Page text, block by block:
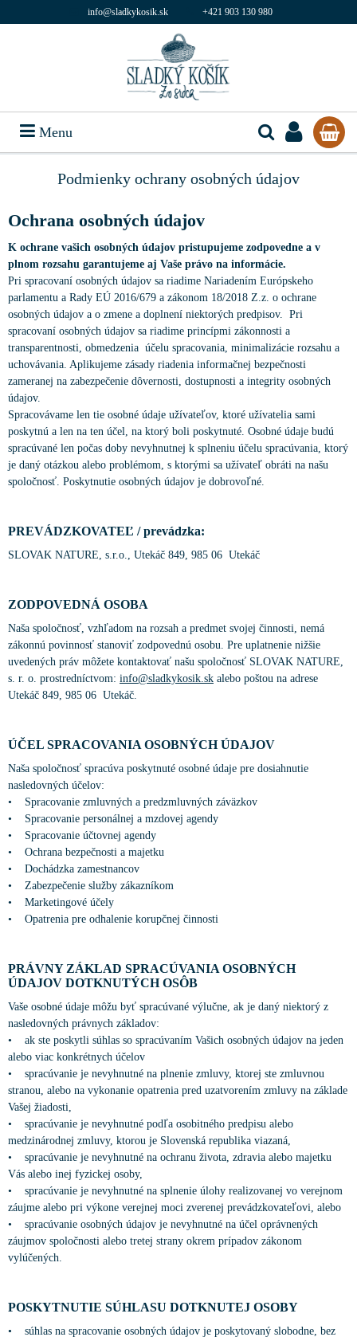
info@sladkykosik.sk +421 903 130 980
Menu
Podmienky ochrany osobných údajov
Ochrana osobných údajov
K ochrane vašich osobných údajov pristupujeme zodpovedne a v
plnom rozsahu garantujeme aj Vaše právo na informácie.
Pri spracovaní osobných údajov sa riadime Nariadením Európskeho
parlamentu a Rady EÚ 2016/679 a zákonom 18/2018 Z.z. o ochrane
osobných údajov a o zmene a doplnení niektorých predpisov. Pri
spracovaní osobných údajov sa riadime princípmi zákonnosti a
transparentnosti, obmedzenia účelu spracovania, minimalizácie rozsahu a
uchovávania. Aplikujeme zásady riadenia informačnej bezpečnosti
zameranej na zabezpečenie dôvernosti, dostupnosti a integrity osobných
údajov.
Spracovávame len tie osobné údaje užívateľov, ktoré užívatelia sami
poskytnú a len na ten účel, na ktorý boli poskytnuté. Osobné údaje budú
spracúvané len počas doby nevyhnutnej k splneniu účelu spracúvania, ktorý
je daný otázkou alebo problémom, s ktorými sa užívateľ obráti na našu
spoločnosť. Poskytnutie osobných údajov je dobrovoľné.
PREVÁDZKOVATEĽ / prevádzka:
SLOVAK NATURE, s.r.o., Utekáč 849, 985 06 Utekáč
ZODPOVEDNÁ OSOBA
Naša spoločnosť, vzhľadom na rozsah a predmet svojej činnosti, nemá
zákonnú povinnosť stanoviť zodpovednú osobu. Pre uplatnenie nižšie
uvedených práv môžete kontaktovať našu spoločnosť SLOVAK NATURE,
s. r. o. prostredníctvom: info@sladkykosik.sk alebo poštou na adrese
Utekáč 849, 985 06 Utekáč.
ÚČEL SPRACOVANIA OSOBNÝCH ÚDAJOV
Naša spoločnosť spracúva poskytnuté osobné údaje pre dosiahnutie
nasledovných účelov:
• Spracovanie zmluvných a predzmluvných záväzkov
• Spracovanie personálnej a mzdovej agendy
• Spracovanie účtovnej agendy
• Ochrana bezpečnosti a majetku
• Dochádzka zamestnancov
• Zabezpečenie služby zákazníkom
• Marketingové účely
• Opatrenia pre odhalenie korupčnej činnosti
PRÁVNY ZÁKLAD SPRACÚVANIA OSOBNÝCH
ÚDAJOV DOTKNUTÝCH OSÔB
Vaše osobné údaje môžu byť spracúvané výlučne, ak je daný niektorý z
nasledovných právnych základov:
• ak ste poskytli súhlas so spracúvaním Vašich osobných údajov na jeden
alebo viac konkrétnych účelov
• spracúvanie je nevyhnutné na plnenie zmluvy, ktorej ste zmluvnou
stranou, alebo na vykonanie opatrenia pred uzatvorením zmluvy na základe
Vašej žiadosti,
• spracúvanie je nevyhnutné podľa osobitného predpisu alebo
medzinárodnej zmluvy, ktorou je Slovenská republika viazaná,
• spracúvanie je nevyhnutné na ochranu života, zdravia alebo majetku
Vás alebo inej fyzickej osoby,
• spracúvanie je nevyhnutné na splnenie úlohy realizovanej vo verejnom
záujme alebo pri výkone verejnej moci zverenej prevádzkovateľovi, alebo
• spracúvanie osobných údajov je nevyhnutné na účel oprávnených
záujmov spoločnosti alebo tretej strany okrem prípadov zákonom
vylúčených.
POSKYTNUTIE SÚHLASU DOTKNUTEJ OSOBY
• súhlas na spracovanie osobných údajov je poskytovaný slobodne, bez